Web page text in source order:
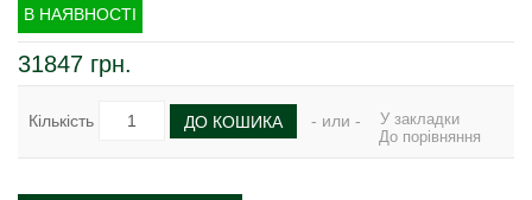
В НАЯВНОСТІ
31847 грн.
Кількість ДО КОШИКА - или -
У закладки
До порівняння